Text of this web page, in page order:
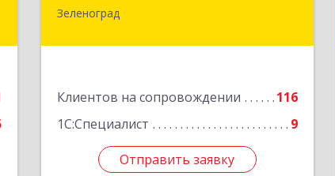
Зеленоград
Клиентов на сопровождении
116
1С:Специалист
9
Отправить заявку
124365, Москва г, Зеленоград г,
Отправить заявку